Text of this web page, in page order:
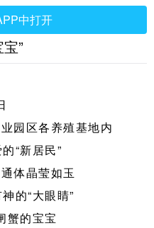
中打开
”
园区各养殖基地内
“新居民”
体晶莹如玉
的“大眼睛”
蟹的宝宝